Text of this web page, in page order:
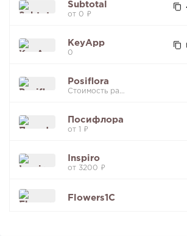
Subtotal
от 0 ₽
KeyApp
0
Posiflora
Стоимость рассчитывается индивидуально
Посифлора
от 1 ₽
Inspiro
от 3200 ₽
Flowers1C